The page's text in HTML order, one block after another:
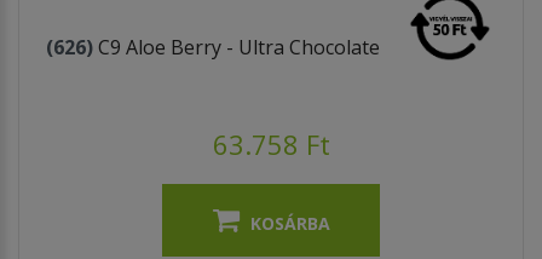
(626)C9 Aloe Berry - Ultra Chocolate
63.758 Ft
KOSÁRBA